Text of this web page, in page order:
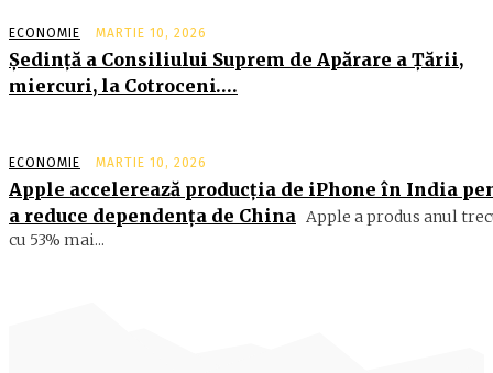
ECONOMIE MARTIE 10, 2026
Şedinţă a Consiliului Suprem de Apărare a Ţării,
miercuri, la Cotroceni….
ECONOMIE MARTIE 10, 2026
Apple accelerează producția de iPhone în India
a reduce dependența de China Apple a produs anul
cu 53% mai...